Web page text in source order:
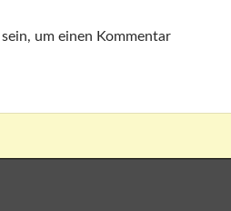
sein, um einen Kommentar